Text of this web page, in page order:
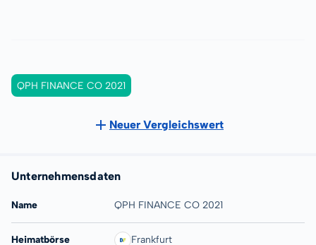
QPH FINANCE CO 2021
Neuer Vergleichswert
Unternehmensdaten
Name QPH FINANCE CO 2021
Heimatbörse Frankfurt